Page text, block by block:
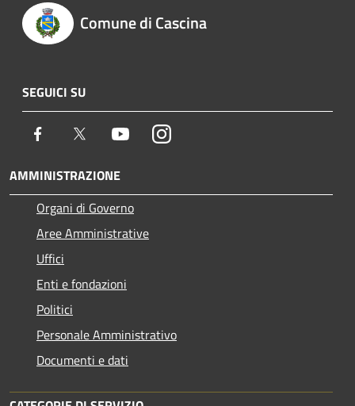
Comune di Cascina
SEGUICI SU
Facebook Twitter YoutubeInstagram
AMMINISTRAZIONE
Organi di Governo
Aree Amministrative
Uffici
Enti e fondazioni
Politici
Personale Amministrativo
Documenti e dati